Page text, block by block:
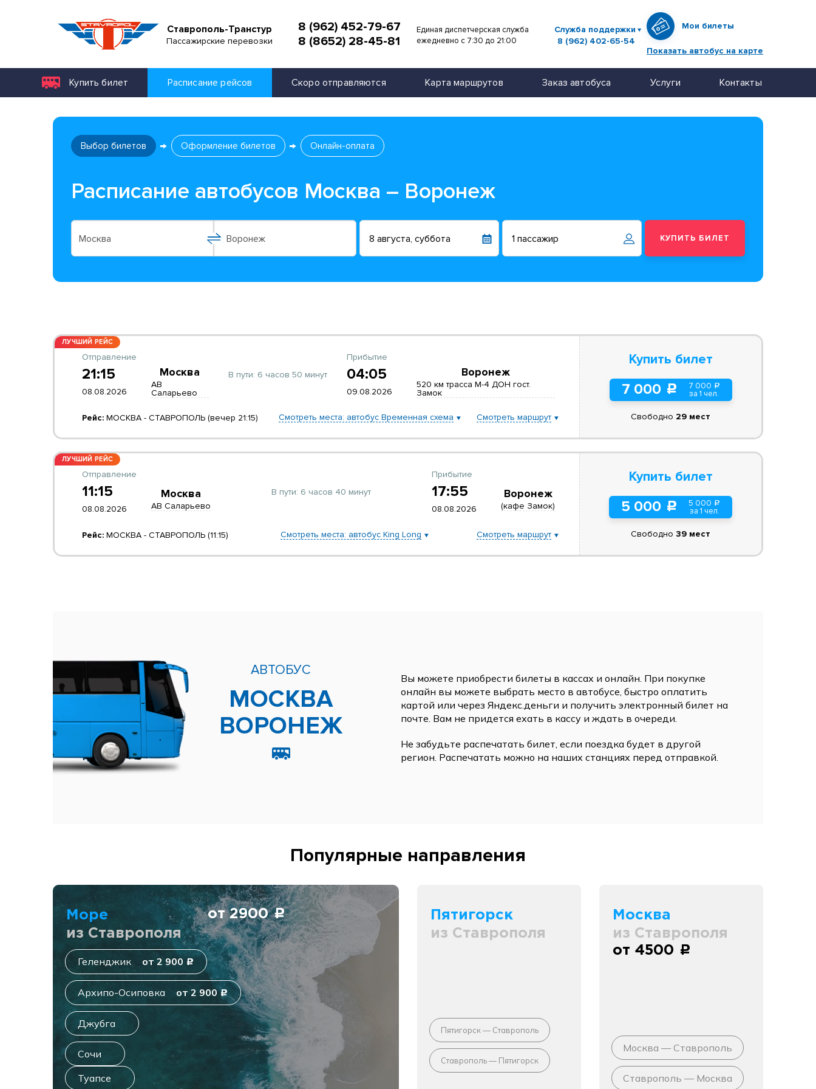
Ставрополь-Транстур
Пассажирские перевозки
8 (962) 452-79-67
8 (8652) 28-45-81
Единая диспетчерская служба
ежедневно с 7:30 до 21:00
Служба поддержки
8 (962) 402-65-54
Мои билеты
Показать автобус на карте
Купить билет Расписание рейсов Скоро отправляются Карта маршрутов Заказ автобуса Услуги Контакты
Выбор билетов Оформление билетов Онлайн-оплата
Расписание автобусов Москва – Воронеж
ЛУЧШИЙ РЕЙС
Отправление
21:15
08.08.2026
Москва
АВ
Саларьево
В пути: 6 часов 50 минут
Прибытие
04:05
09.08.2026
Воронеж
520 км трасса М-4 ДОН гост.
Замок
Рейс: МОСКВА - СТАВРОПОЛЬ (вечер 21:15) Смотреть места: автобус Временная схема Смотреть маршрут
Купить билет
7 000 c 7 000 a
за 1 чел.
Свободно 29 мест
ЛУЧШИЙ РЕЙС
Отправление
11:15
08.08.2026
Москва
АВ Саларьево
В пути: 6 часов 40 минут
Прибытие
17:55
08.08.2026
Воронеж
(кафе Замок)
Рейс: МОСКВА - СТАВРОПОЛЬ (11:15) Смотреть места: автобус King Long Смотреть маршрут
Купить билет
5 000 c 5 000 a
за 1 чел.
Свободно 39 мест
АВТОБУС
МОСКВА
ВОРОНЕЖ
Вы можете приобрести билеты в кассах и онлайн. При покупке
онлайн вы можете выбрать место в автобусе, быстро оплатить
картой или через Яндекс.деньги и получить электронный билет на
почте. Вам не придется ехать в кассу и ждать в очереди.
Не забудьте распечатать билет, если поездка будет в другой
регион. Распечатать можно на наших станциях перед отправкой.
Популярные направления
Море
из Ставрополя
от 2900c
Геленджик от 2 900 c
Архипо-Осиповка от 2 900c
Джубга
Сочи
Туапсе
Пятигорск
из Ставрополя
Пятигорск — Ставрополь
Ставрополь — Пятигорск
Москва
из Ставрополя
от 4500 c
Москва — Ставрополь
Ставрополь — Москва